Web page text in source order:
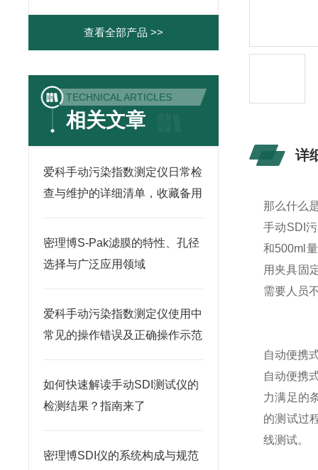
查看全部产品 >>
TECHNICAL ARTICLES
相关文章
爱科手动污染指数测定仪日常检
查与维护的详细清单，收藏备用
密理博S-Pak滤膜的特性、孔径
选择与广泛应用领域
爱科手动污染指数测定仪使用中
常见的操作错误及正确操作示范
如何快速解读手动SDI测试仪的
检测结果？指南来了
密理博SDI仪的系统构成与规范
详
那么什么
手动SDI
和500ml
用夹具固
需要人员
自动便携
自动便携
力满足的
的测试过
线测试。